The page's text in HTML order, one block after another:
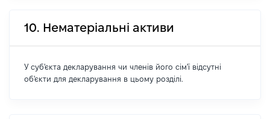
10. Нематеріальні активи
У суб'єкта декларування чи членів його сім'ї відсутні
об'єкти для декларування в цьому розділі.